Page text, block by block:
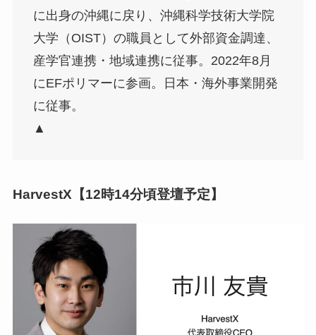
に出身の沖縄に戻り、沖縄科学技術大学院
大学（OIST）の職員として外部資金調達、
産学官連携・地域連携に従事。2022年8月
にEFポリマーに参画。日本・海外事業開発
に従事。
▲
HarvestX【12時14分頃登壇予定】